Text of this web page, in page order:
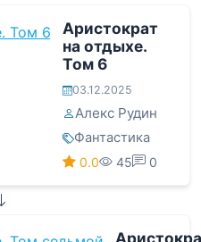
Аристократ
на отдыхе.
Том 6
03.12.2025
Алекс Рудин
Фантастика
0.0 45 0